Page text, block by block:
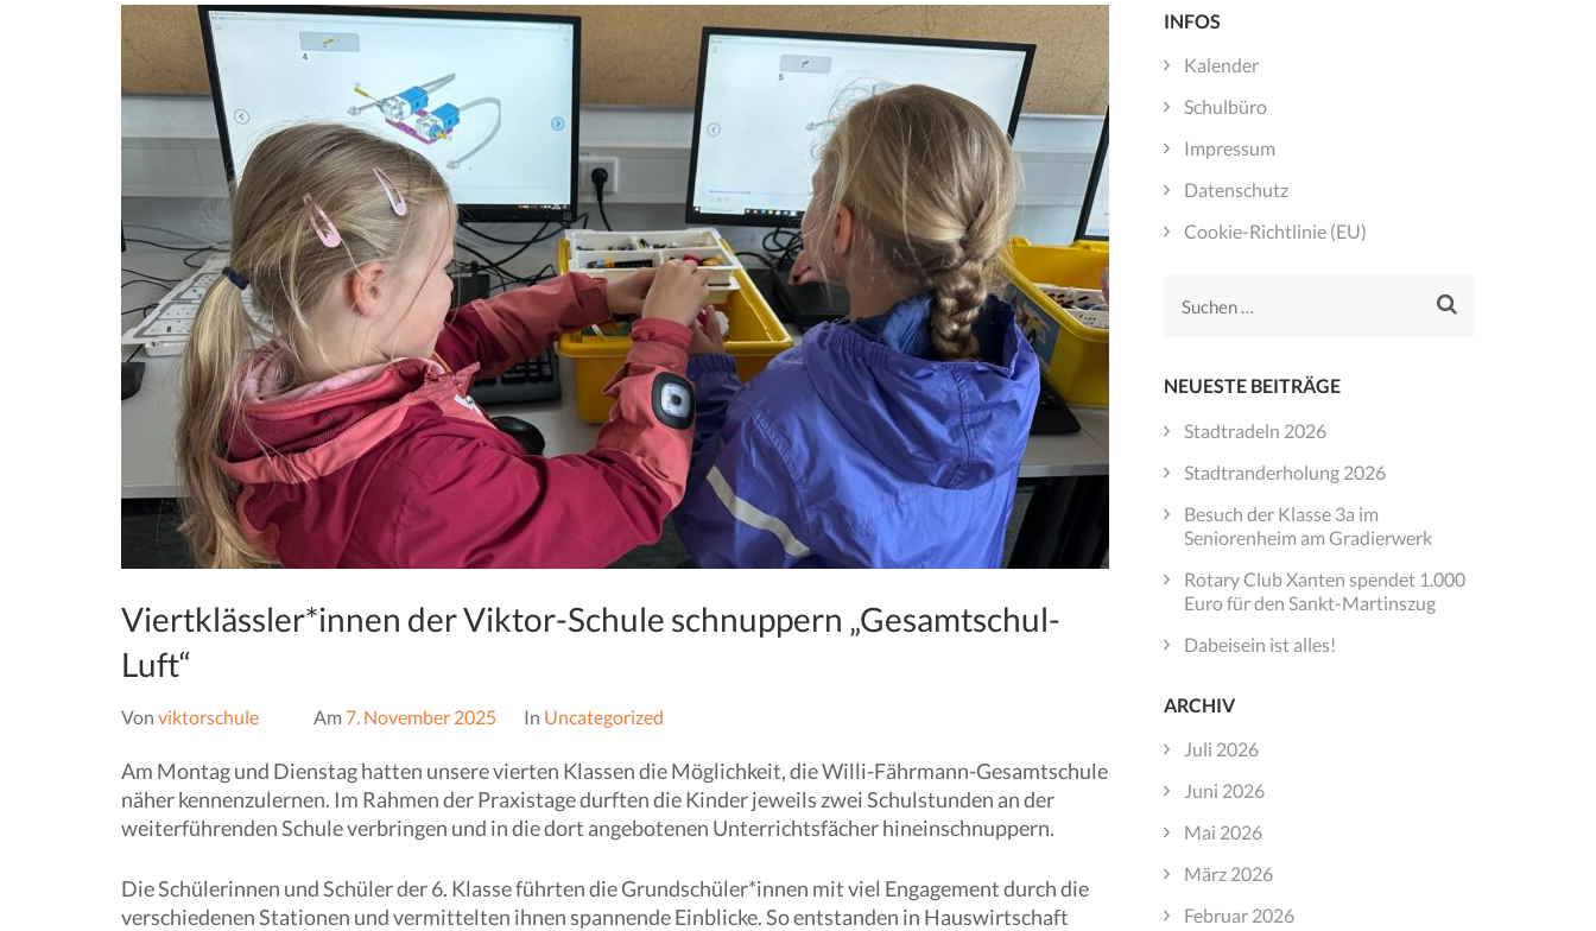
Viertklässler*innen der Viktor-Schule schnuppern „Gesamtschul-
Luft“
Von viktorschule Am 7. November 2025 In Uncategorized
Am Montag und Dienstag hatten unsere vierten Klassen die Möglichkeit, die Willi-Fährmann-Gesamtschule
näher kennenzulernen. Im Rahmen der Praxistage durften die Kinder jeweils zwei Schulstunden an der
weiterführenden Schule verbringen und in die dort angebotenen Unterrichtsfächer hineinschnuppern.
Die Schülerinnen und Schüler der 6. Klasse führten die Grundschüler*innen mit viel Engagement durch die
verschiedenen Stationen und vermittelten ihnen spannende Einblicke. So entstanden in Hauswirtschaft
INFOS
Kalender
Schulbüro
Impressum
Datenschutz
Cookie-Richtlinie (EU)
Suchen
NEUESTE BEITRÄGE
Stadtradeln 2026
Stadtranderholung 2026
Besuch der Klasse 3a im
Seniorenheim am Gradierwerk
Rotary Club Xanten spendet 1.000
Euro für den Sankt-Martinszug
Dabeisein ist alles!
ARCHIV
Juli 2026
Juni 2026
Mai 2026
März 2026
Februar 2026